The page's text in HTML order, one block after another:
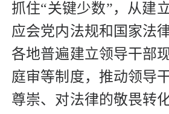
抓住“关键少数”，从建
应会党内法规和国家法
各地普遍建立领导干部
庭审等制度，推动领导
尊崇、对法律的敬畏转